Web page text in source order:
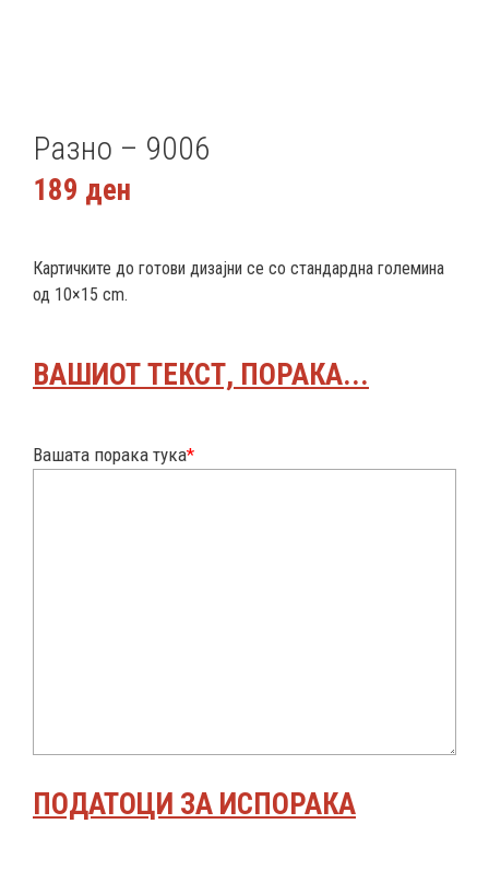
Разно – 9006
189 ден
Картичките до готови дизајни се со стандардна големина
од 10×15 cm.
ВАШИОТ ТЕКСТ, ПОРАКА...
Вашата порака тука*
ПОДАТОЦИ ЗА ИСПОРАКА